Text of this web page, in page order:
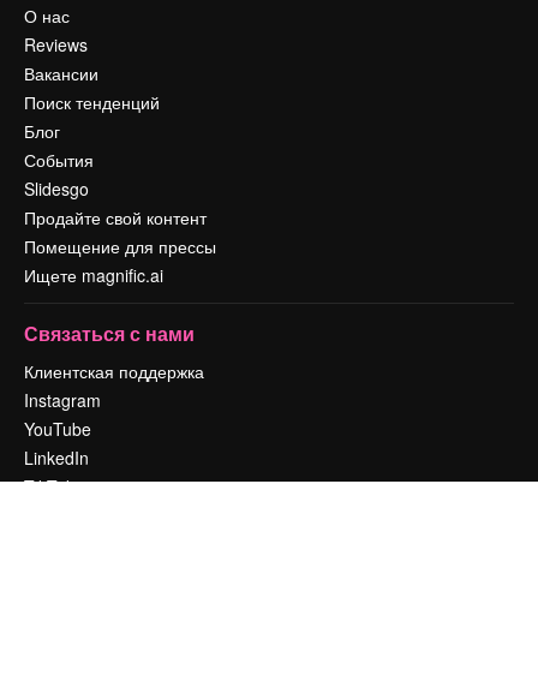
О нас
Reviews
Вакансии
Поиск тенденций
Блог
События
Slidesgo
Продайте свой контент
Помещение для прессы
Ищете magnific.ai
Связаться с нами
Клиентская поддержка
Instagram
YouTube
LinkedIn
TikTok